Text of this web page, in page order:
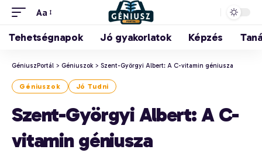
Aa
Tehetségnapok Jó gyakorlatok Képzés
GéniuszPortál > Géniuszok > Szent-Györgyi Albert: A C-vitamin géniusza
Géniuszok Jó Tudni
Szent-Györgyi Albert: A C-
vitamin géniusza